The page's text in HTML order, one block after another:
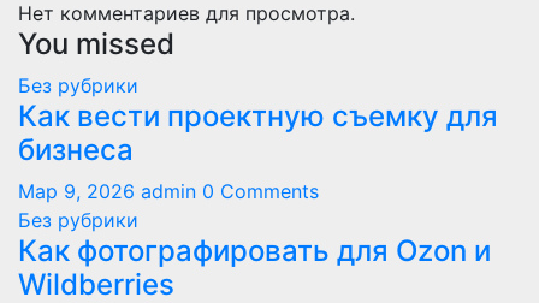
Нет комментариев для просмотра.
You missed
Без рубрики
Как вести проектную съемку для
бизнеса
Мар 9, 2026 admin 0 Comments
Без рубрики
Как фотографировать для Ozon и
Wildberries